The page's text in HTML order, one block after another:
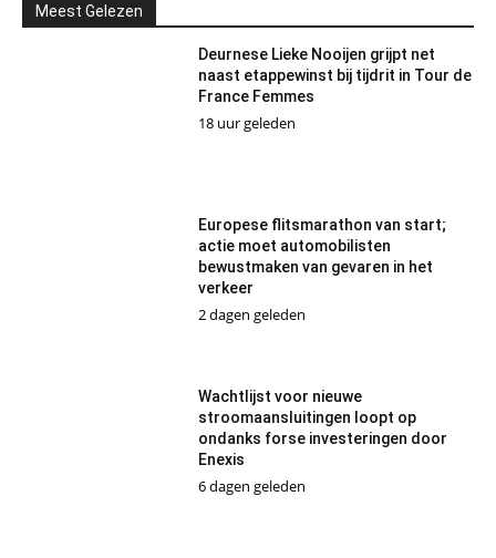
Meest Gelezen
Deurnese Lieke Nooijen grijpt net
naast etappewinst bij tijdrit in Tour de
France Femmes
18 uur geleden
Europese flitsmarathon van start;
actie moet automobilisten
bewustmaken van gevaren in het
verkeer
2 dagen geleden
Wachtlijst voor nieuwe
stroomaansluitingen loopt op
ondanks forse investeringen door
Enexis
6 dagen geleden